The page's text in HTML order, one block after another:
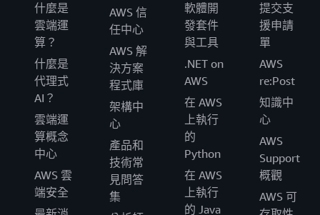
什麼是
雲端運
算？
什麼是
代理式
AI？
雲端運
算概念
中心
AWS 雲
端安全
AWS 信
任中心
AWS 解
決方案
程式庫
架構中
心
產品和
技術常
見問答
集
軟體開
發套件
與工具
.NET on
AWS
在 AWS
上執行
的
Python
在 AWS
上執行
的 Java
提交支
援申請
單
AWS
re:Post
知識中
心
AWS
Support
概觀
AWS 可